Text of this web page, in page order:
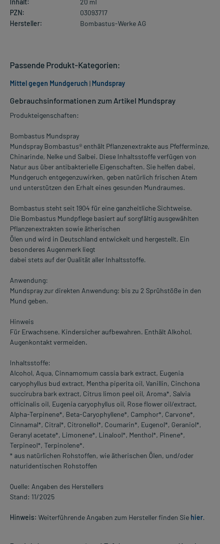
Inhalt:
20 ml
PZN:
03093717
Hersteller:
Bombastus-Werke AG
Gebrauchsinformationen zum Artikel Mundspray
Produkteigenschaften:
Bombastus Mundspray
Mundspray Bombastus® enthält Pflanzenextrakte aus Pfefferminze,
Chinarinde, Nelke und Salbei. Diese Inhaltsstoffe verfügen von
Natur aus über antibakterielle Eigenschaften. Sie helfen dabei,
Mundgeruch entgegenzuwirken, geben natürlich frischen Atem
und unterstützen den Erhalt eines gesunden Mundraumes.
Bombastus steht seit 1904 für eine ganzheitliche Sichtweise.
Die Bombastus Mundpflege basiert auf sorgfältig ausgewählten
Pflanzenextrakten sowie ätherischen
Ölen und wird in Deutschland entwickelt und hergestellt. Ein
besonderes Augenmerk liegt
dabei stets auf der Qualität aller Inhaltsstoffe.
Anwendung:
Mundspray zur direkten Anwendung: bis zu 2 Sprühstöße in den
Mund geben.
Hinweis
Für Erwachsene. Kindersicher aufbewahren. Enthält Alkohol.
Augenkontakt vermeiden.
Inhaltsstoffe:
Alcohol, Aqua, Cinnamomum cassia bark extract, Eugenia
caryophyllus bud extract, Mentha piperita oil, Vanillin, Cinchona
succirubra bark extract, Citrus limon peel oil, Aroma*, Salvia
officinalis oil, Eugenia caryophyllus oil, Rose flower oil/extract,
Alpha-Terpinene*, Beta-Caryophyllene*, Camphor*, Carvone*,
Cinnamal*, Citral*, Citronellol*, Coumarin*, Eugenol*, Geraniol*,
Geranyl acetate*, Limonene*, Linalool*, Menthol*, Pinene*,
Terpineol*, Terpinolene*.
* aus natürlichen Rohstoffen, wie ätherischen Ölen, und/oder
naturidentischen Rohstoffen
Quelle: Angaben des Herstellers
Stand: 11/2025
Hinweis: Weiterführende Angaben zum Hersteller finden Sie hier.
Passende Produkt-Kategorien:
Mittel gegen Mundgeruch | Mundspray